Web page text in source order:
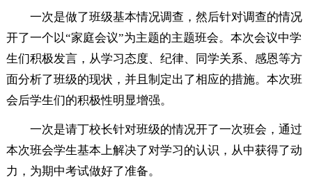
一次是做了班级基本情况调查，然后针对调查的情况
开了一个以“家庭会议”为主题的主题班会。本次会议中学
生们积极发言，从学习态度、纪律、同学关系、感恩等方
面分析了班级的现状，并且制定出了相应的措施。本次班
会后学生们的积极性明显增强。
一次是请丁校长针对班级的情况开了一次班会，通过
本次班会学生基本上解决了对学习的认识，从中获得了动
力，为期中考试做好了准备。